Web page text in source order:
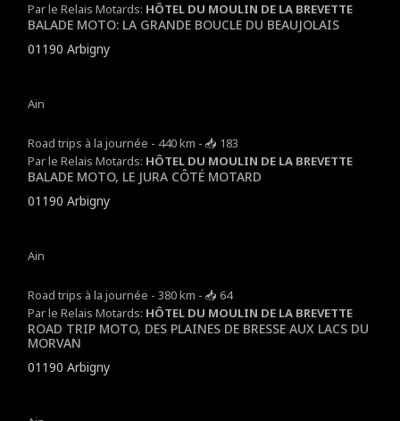
Par le Relais Motards: HÔTEL DU MOULIN DE LA BREVETTE
BALADE MOTO: LA GRANDE BOUCLE DU BEAUJOLAIS
01190 Arbigny
Ain
Road trips à la journée - 440 km - 📥 183
Par le Relais Motards: HÔTEL DU MOULIN DE LA BREVETTE
BALADE MOTO, LE JURA CÔTÉ MOTARD
01190 Arbigny
Ain
Road trips à la journée - 380 km - 📥 64
Par le Relais Motards: HÔTEL DU MOULIN DE LA BREVETTE
ROAD TRIP MOTO, DES PLAINES DE BRESSE AUX LACS DU
MORVAN
01190 Arbigny